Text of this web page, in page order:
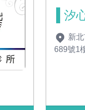
汐
新
689號1